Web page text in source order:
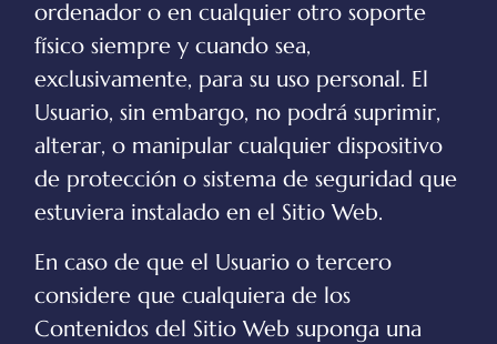
ordenador o en cualquier otro soporte
físico siempre y cuando sea,
exclusivamente, para su uso personal. El
Usuario, sin embargo, no podrá suprimir,
alterar, o manipular cualquier dispositivo
de protección o sistema de seguridad que
estuviera instalado en el Sitio Web.
En caso de que el Usuario o tercero
considere que cualquiera de los
Contenidos del Sitio Web suponga una